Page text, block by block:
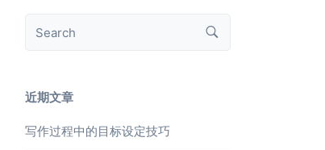
近期文章
写作过程中的目标设定技巧